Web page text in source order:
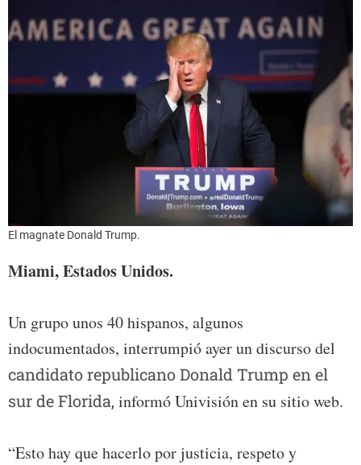
El magnate Donald Trump.
Miami, Estados Unidos.
Un grupo unos 40 hispanos, algunos
indocumentados, interrumpió ayer un discurso del
candidato republicano Donald Trump en el
sur de Florida, informó Univisión en su sitio web.
“Esto hay que hacerlo por justicia, respeto y